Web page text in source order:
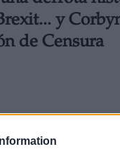
y
de Censura